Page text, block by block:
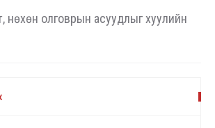
нөхөн олговрын асуудлыг хуулийн